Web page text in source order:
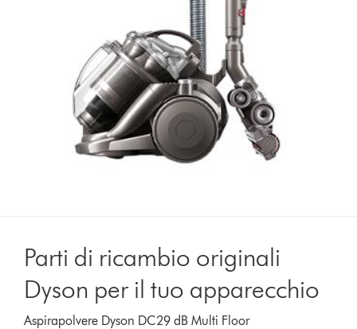
Parti di ricambio originali
Dyson per il tuo apparecchio
Aspirapolvere Dyson DC29 dB Multi Floor